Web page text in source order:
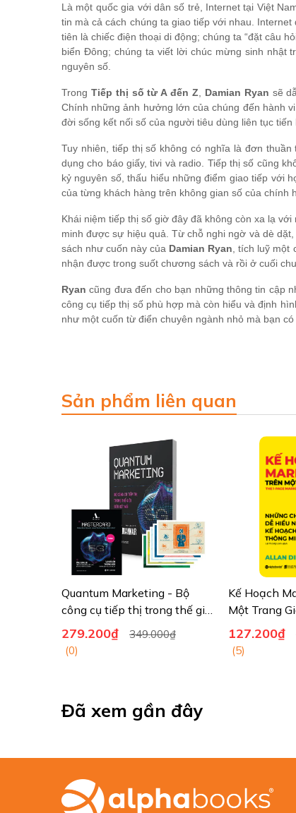
Là một quốc gia với dân số trẻ, Internet tại Việt
tin mà cả cách chúng ta giao tiếp với nhau.
tiên là chiếc điện thoại di động; chúng ta “đặt câu
biển Đông; chúng ta viết lời chúc mừng sinh nhật
nguyên số.
Trong Tiếp thị số từ A đến Z Damian Ryan sẽ
Chính những ảnh hưởng lớn của chúng đến hành
đời sống kết nối số của người tiêu dùng liên tục
Tuy nhiên, tiếp thị số không có nghĩa là đơn
dụng cho báo giấy, tivi và radio. Tiếp thị số cũng
kỷ nguyên số, thấu hiểu những điểm giao tiếp với
của từng khách hàng trên không gian số của chính
Khái niệm tiếp thị số giờ đây đã không còn xa lạ
minh được sự hiệu quả. Từ chỗ nghi ngờ và dè
sách như cuốn này của Damian Ryan , tích luỹ
nhận được trong suốt chương sách và rồi ở cuối
Ryan cũng đưa đến cho bạn những thông tin cập
công cụ tiếp thị số phù hợp mà còn hiểu và định
như một cuốn từ điển chuyên ngành nhỏ mà bạn có
Sản phẩm liên quan
Quantum Marketing - Bộ
công cụ tiếp thị trong thế giới
siêu kết nối
279.200₫
349.000₫
(0)
Kế Hoạch
Một Trang
127.200₫
(5)
Đã xem gần đây